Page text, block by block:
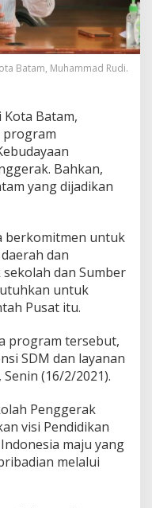
Batam, Muhammad Rudi.
Kota Batam,
program
Bahkan,
yang dijadikan
berkomitmen untuk
dan
dan Sumber
untuk
Pusat itu.
program tersebut,
SDM dan layanan
(16/2/2021).
Penggerak
visi Pendidikan
maju yang
melalui